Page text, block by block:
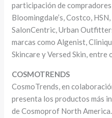
participación de
Bloomingdale’s, Costco,
SalonCentric, Urban
marcas como Algenist,
Skincare y Versed Skin, entre
COSMOTRENDS
CosmoTrends, en
presenta los productos más
de Cosmoprof North